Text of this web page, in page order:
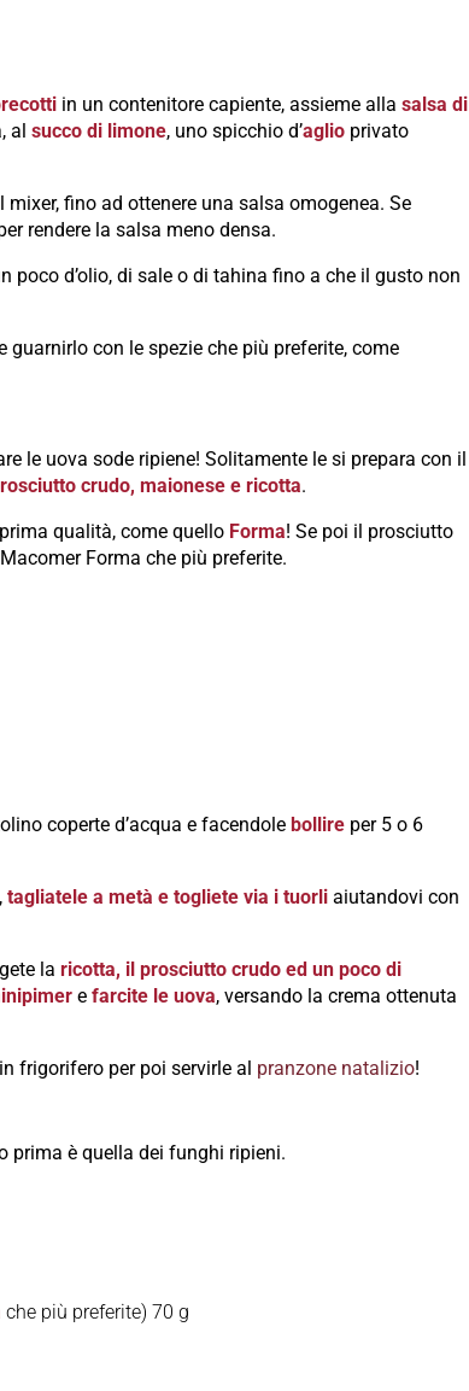
in un contenitore capiente, assieme allasalsa di
al succo di limone, uno spicchio d’aglio privato
mixer, fino ad ottenere una salsa omogenea. Se
rendere la salsa meno densa.
poco d’olio, di sale o di tahina fino a che il gusto non
con le spezie che più preferite, come
le uova sode ripiene! Solitamente le si prepara con il
crudo, maionese e ricotta.
qualità, come quello Forma! Se poi il prosciutto
Forma che più preferite.
coperte d’acqua e facendolebollire per 5 o 6
,tagliatele a metà e togliete via i tuorli aiutandovi con
la ricotta, il prosciutto crudo ed un poco di
efarcite le uova, versando la crema ottenuta
frigorifero per poi servirle al pranzone natalizio!
prima è quella dei funghi ripieni.
che più preferite) 70 g